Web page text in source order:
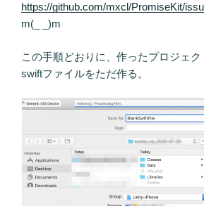
https://github.com/mxcl/PromiseKit/
m(_ _)m
この手順どおりに、作ったプロジェク
swiftファイルをただ作る。